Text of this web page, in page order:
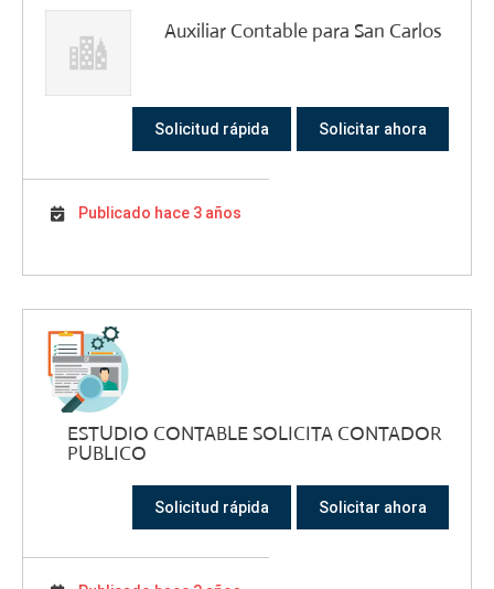
Auxiliar Contable para San Carlos
Solicitud rápida Solicitar ahora
Publicado hace 3 años
ESTUDIO CONTABLE SOLICITA CONTADOR
PUBLICO
Solicitud rápida Solicitar ahora